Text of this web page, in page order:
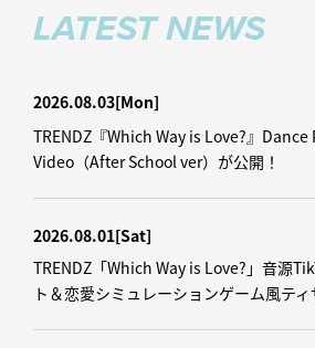
LATEST NEWS
2026.08.03[Mon]
TRENDZ『Which Way is Love?』
Video（After School ver）が公開！
2026.08.01[Sat]
TRENDZ「Which Way is Love?」音源
ト＆恋愛シミュレーションゲーム風ティ